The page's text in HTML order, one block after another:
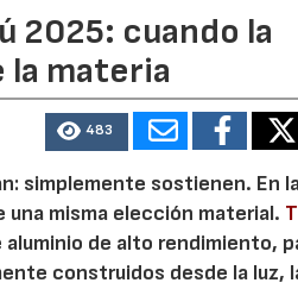
2025: cuando la
la materia
483
simplemente sostienen. En
misma elección material.
de alto rendimiento,
construidos desde la luz,